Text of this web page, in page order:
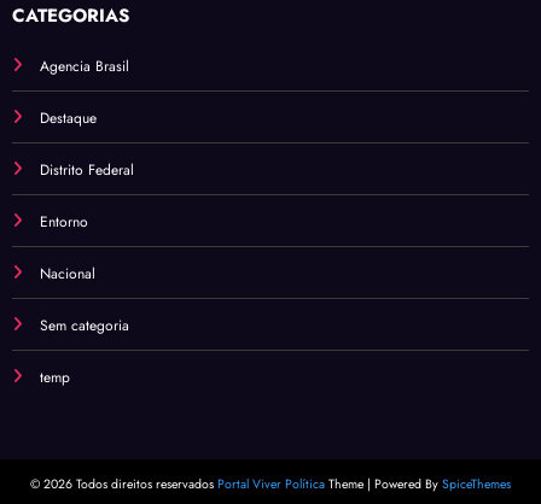
CATEGORIAS
Agencia Brasil
Destaque
Distrito Federal
Entorno
Nacional
Sem categoria
temp
© 2026 Todos direitos reservados Portal Viver Política Theme | Powered By SpiceThemes